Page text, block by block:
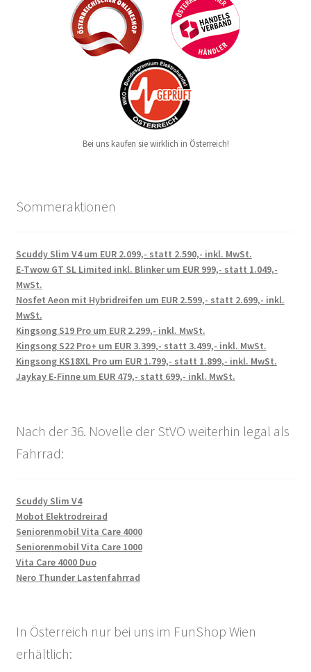
Bei uns kaufen sie wirklich in Österreich!
Sommeraktionen
Scuddy Slim V4 um EUR 2.099,- statt 2.590,- inkl. MwSt.
E-Twow GT SL Limited inkl. Blinker um EUR 999,- statt 1.049,-
MwSt.
Nosfet Aeon mit Hybridreifen um EUR 2.599,- statt 2.699,- inkl.
MwSt.
Kingsong S19 Pro um EUR 2.299,- inkl. MwSt.
Kingsong S22 Pro+ um EUR 3.399,- statt 3.499,- inkl. MwSt.
Kingsong KS18XL Pro um EUR 1.799,- statt 1.899,- inkl. MwSt.
Jaykay E-Finne um EUR 479,- statt 699,- inkl. MwSt.
Nach der 36. Novelle der StVO weiterhin legal als
Fahrrad:
Scuddy Slim V4
Mobot Elektrodreirad
Seniorenmobil Vita Care 4000
Seniorenmobil Vita Care 1000
Vita Care 4000 Duo
Nero Thunder Lastenfahrrad
In Österreich nur bei uns im FunShop Wien
erhältlich: